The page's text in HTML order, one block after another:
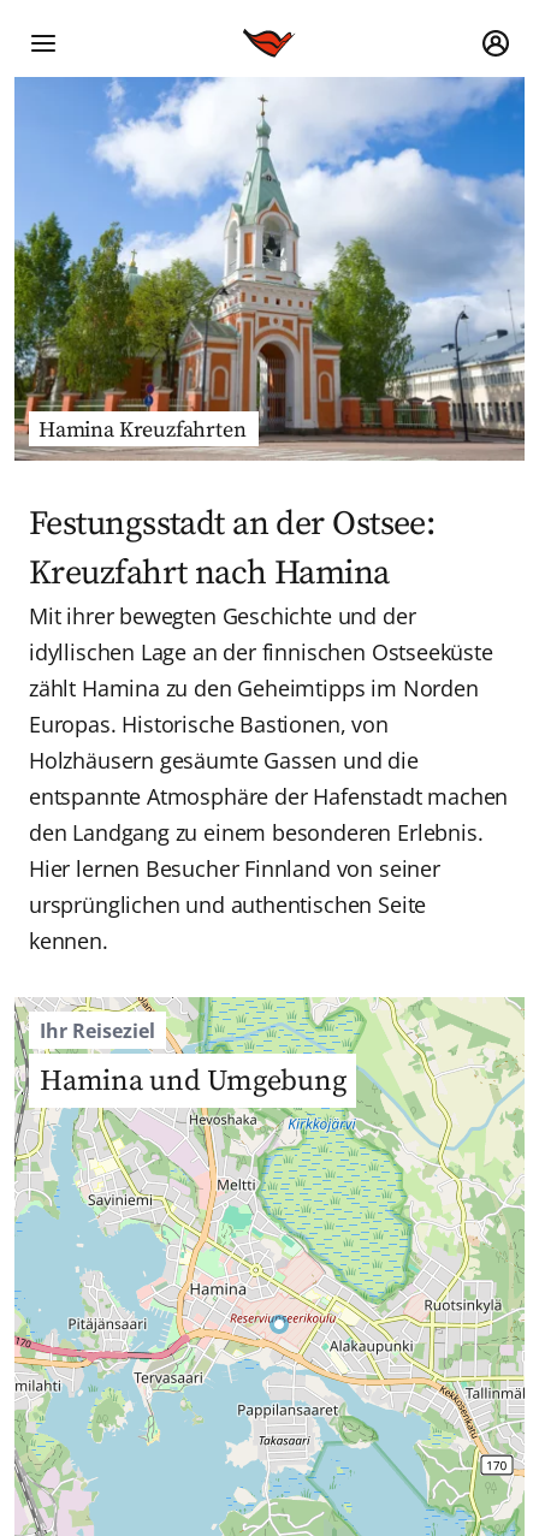
Hamina Kreuzfahrten
Festungsstadt an der Ostsee:
Kreuzfahrt nach Hamina
Mit ihrer bewegten Geschichte und der
idyllischen Lage an der finnischen Ostseeküste
zählt Hamina zu den Geheimtipps im Norden
Europas. Historische Bastionen, von
Holzhäusern gesäumte Gassen und die
entspannte Atmosphäre der Hafenstadt machen
den Landgang zu einem besonderen Erlebnis.
Hier lernen Besucher Finnland von seiner
ursprünglichen und authentischen Seite
kennen.
Ihr Reiseziel
Hamina und Umgebung